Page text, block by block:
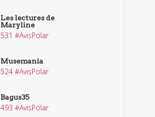
Les lectures de
Maryline
531 #AvisPolar
Musemania
524 #AvisPolar
Bagus35
493 #AvisPolar